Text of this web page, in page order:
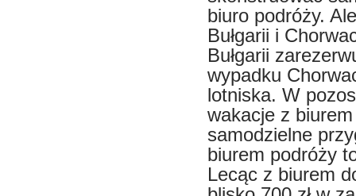
biuro podróży.
Bułgarii i
Bułgarii
wypadku
lotniska. W
wakacje z
samodzielne
biurem podróży
Lecąc z biurem